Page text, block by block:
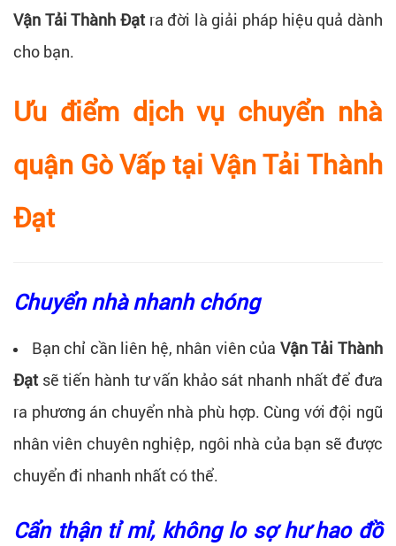
Vận Tải Thành Đạtra đời là giải pháp hiệu quả dành
cho bạn.
Ưu điểm dịch vụ chuyển nhà
quận Gò Vấp tại Vận Tải Thành
Đạt
Chuyển nhà nhanh chóng
Bạn chỉ cần liên hệ, nhân viên của Vận Tải Thành
Đạt sẽ tiến hành tư vấn khảo sát nhanh nhất để đưa
ra phương án chuyển nhà phù hợp. Cùng với đội ngũ
nhân viên chuyên nghiệp, ngôi nhà của bạn sẽ được
chuyển đi nhanh nhất có thể.
Cẩn thận tỉ mỉ, không lo sợ hư hao đồ